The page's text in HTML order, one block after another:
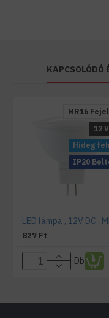
KAPCSOLÓDÓ
Hideg
MR16
IP20
12
827 Ft
Db